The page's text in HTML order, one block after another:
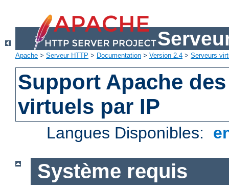
Apache > Serveur HTTP > Documentation > Version 2.4 > Serveurs
Support Apache
virtuels par IP
Langues Disponibles:
Système requis